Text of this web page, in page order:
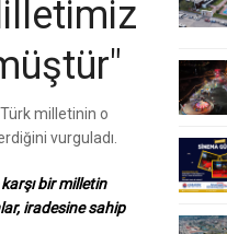
milletinin o
vurguladı.
bir milletin
iradesine sahip